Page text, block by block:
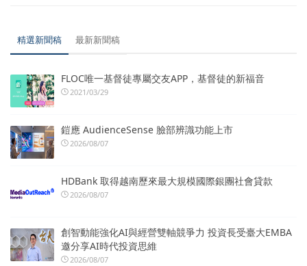
精選新聞稿 最新新聞稿
FLOC唯一基督徒專屬交友APP，基督徒的新福音
2021/03/29
鎧應 AudienceSense 臉部辨識功能上市
2026/08/07
HDBank 取得越南歷來最大規模國際銀團社會貸款
2026/08/07
創智動能強化AI與經營雙軸競爭力 投資長受臺大EMBA
邀分享AI時代投資思維
2026/08/07